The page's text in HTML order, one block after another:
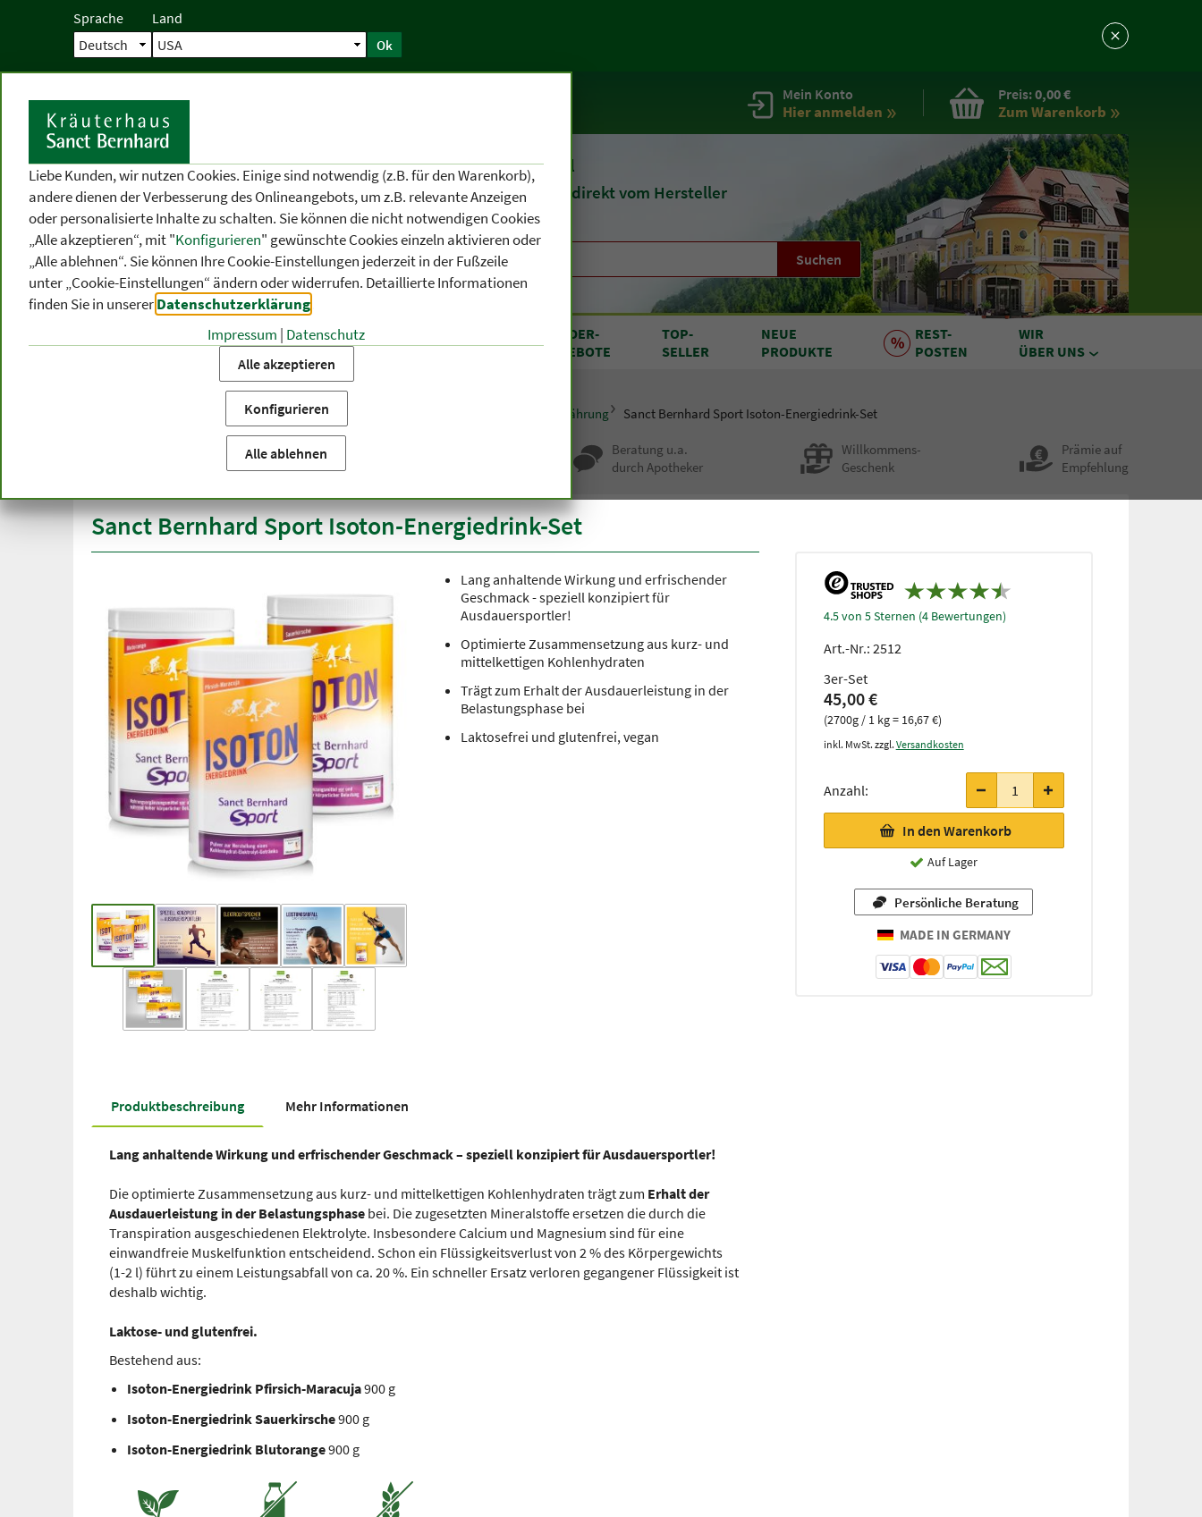
Sprache Land
Ok
Startseite Mein Konto
Hier anmelden
Preis:0,00 €
Zum Warenkorb
Seit 1903Naturheilmittel
undKosmetik direkt vom Hersteller
Suchen
KATEGORIEN
THEMEN-
BEREICHE
VON A BIS Z
SONDER-
ANGEBOTE
TOP-
SELLER
NEUE
PRODUKTE
REST-
POSTEN
WIR
ÜBER UNS
Startseite Produktkategorien Sporternährung
Sanct Bernhard Sport Isoton-Energiedrink-Set
Beratung u.a.
durch Apotheker
Willkommens-
Geschenk
Prämie auf
Empfehlung
Sanct Bernhard Sport Isoton-Energiedrink-Set
4.5 von 5 Sternen (4 Bewertungen)
Art.-Nr.: 2512
3er-Set
45,00 €
(2700g / 1 kg = 16,67 €)
inkl. MwSt. zzgl. Versandkosten
Anzahl:
In den Warenkorb
Auf Lager
Persönliche Beratung
Lang anhaltende Wirkung und erfrischender
Geschmack - speziell konzipiert für
Ausdauersportler!
Optimierte Zusammensetzung aus kurz- und
mittelkettigen Kohlenhydraten
Trägt zum Erhalt der Ausdauerleistung in der
Belastungsphase bei
Laktosefrei und glutenfrei, vegan
Produkt­beschreibung Mehr Informationen
Lang anhaltende Wirkung und erfrischender Geschmack – speziell konzipiert für Ausdauersportler!
Die optimierte Zusammensetzung aus kurz- und mittelkettigen Kohlenhydraten trägt zum Erhalt der
Ausdauerleistung in der Belastungsphase bei. Die zugesetzten Mineralstoffe ersetzen die durch die
Transpiration ausgeschiedenen Elektrolyte. Insbesondere Calcium und Magnesium sind für eine
einwandfreie Muskelfunktion entscheidend. Schon ein Flüssigkeitsverlust von 2 % des Körpergewichts
(1-2 l) führt zu einem Leistungsabfall von ca. 20 %. Ein schneller Ersatz verloren gegangener Flüssigkeit ist
deshalb wichtig.
Laktose- und glutenfrei.
Bestehend aus:
Isoton-Energiedrink Pfirsich-Maracuja900 g
Isoton-Energiedrink Sauerkirsche900 g
Isoton-Energiedrink Blutorange900 g
Liebe Kunden, wir nutzen Cookies. Einige sind notwendig (z.B. für den Warenkorb),
andere dienen der Verbesserung des Onlineangebots, um z.B. relevante Anzeigen
oder personalisierte Inhalte zu schalten. Sie können die nicht notwendigen Cookies
„Alle akzeptieren“, mit "Konfigurieren" gewünschte Cookies einzeln aktivieren oder
„Alle ablehnen“. Sie können Ihre Cookie-Einstellungen jederzeit in der Fußzeile
unter „Cookie-Einstellungen“ ändern oder widerrufen. Detaillierte Informationen
finden Sie in unsererDatenschutzerklärung
Impressum | Datenschutz
Alle akzeptieren
Konfigurieren
Alle ablehnen